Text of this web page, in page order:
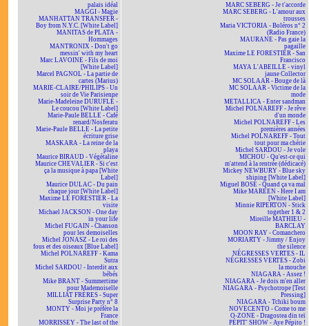
palais idéal
MAGGI - Magie
MANHATTAN TRANSFER -
Boy from N.Y.C. [White Label]
MANITAS de PLATA -
Hommages
MANTRONIX - Don't go
messin' with my heart
Marc LAVOINE - Fils de moi
[White Label]
Marcel PAGNOL - La partie de
cartes (Marius)
MARIE-CLAIRE/PHILIPS - Un
soir de Vie Parisienne
Marie-Madeleine DURUFLÉ -
Le coucou [White Label]
Marie-Paule BELLE - Café
renard/Nosferatu
Marie-Paule BELLE - La petite
écriture grise
MASKARA - La reine de la
playa
Maurice BIRAUD - Végétaline
Maurice CHEVALIER - Si c'est
ça la musique à papa [White
Label]
Maurice DULAC - Du pain
chaque jour [White Label]
Maxime LE FORESTIER - La
visite
Michael JACKSON - One day
in your life
Michel FUGAIN - Chanson
pour les demoiselles
Michel JONASZ - Le roi des
fous et des oiseaux [Blue Label]
Michel POLNAREFF - Kama
Sutra
Michel SARDOU - Interdit aux
bébés
Mike BRANT - Summertime
pour Mademoiselle
MILLIAT FRÈRES - Super
Surprise Party n° 8
MONTY - Moi je préfère la
France
MORRISSEY - The last of the
MARC SEBERG - Je t'accorde
MARC SEBERG - L'amour aux
trousses
Maria VICTORIA - Boléros n° 2
(Radio France)
MAURANE - Pas gaie la
pagaille
Maxime LE FORESTIER - San
Francisco
MAYA L'ABEILLE - vinyl
jaune Collector
MC SOLAAR - Bouge de là
MC SOLAAR - Victime de la
mode
METALLICA - Enter sandman
Michel POLNAREFF - Je rêve
d'un monde
Michel POLNAREFF - Les
premières années
Michel POLNAREFF - Tout
tout pour ma chérie
Michel SARDOU - Je vole
MICHOU - Qu'est-ce qui
m'attend à la rentrée (dédicacé)
Mickey NEWBURY - Blue sky
shining [White Label]
Miguel BOSÉ - Quand ça va mal
Mike MAREEN - Here I am
[White Label]
Minnie RIPERTON - Stick
together 1 & 2
Mireille MATHIEU -
BARCLAY
MOON RAY - Comanchero
MORIARTY - Jimmy / Enjoy
the silence
NÉGRESSES VERTES - IL
NÉGRESSES VERTES - Zobi
la mouche
NIAGARA - Assez !
NIAGARA - Je dois m'en aller
NIAGARA - Psychotrope [Test
Pressing]
NIAGARA - Tchiki boum
NOVECENTO - Come to me
O-ZONE - Dragostea din teï
PÉPIT' SHOW - Aye Pépito !